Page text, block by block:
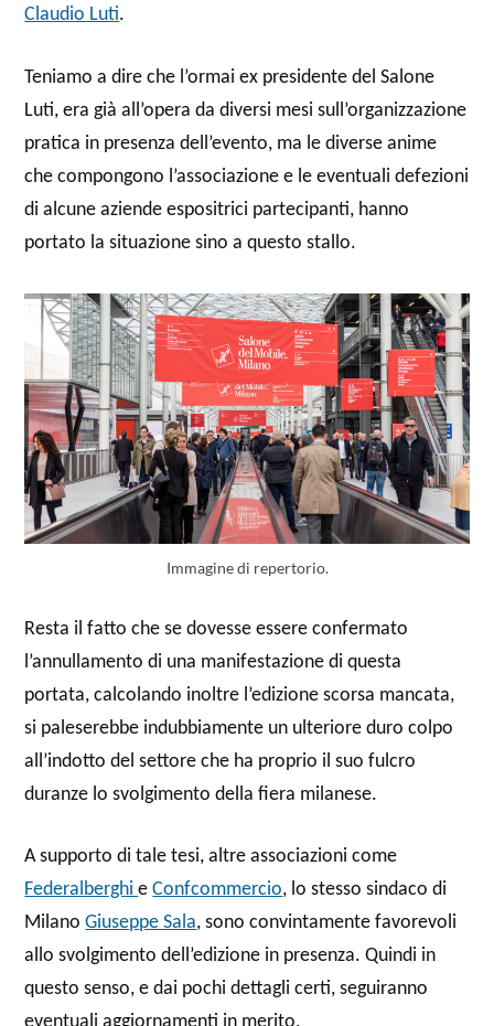
Claudio Luti.
Teniamo a dire che l’ormai ex presidente del Salone
Luti, era già all’opera da diversi mesi sull’organizzazione
pratica in presenza dell’evento, ma le diverse anime
che compongono l’associazione e le eventuali defezioni
di alcune aziende espositrici partecipanti, hanno
portato la situazione sino a questo stallo.
Immagine di repertorio.
Resta il fatto che se dovesse essere confermato
l’annullamento di una manifestazione di questa
portata, calcolando inoltre l’edizione scorsa mancata,
si paleserebbe indubbiamente un ulteriore duro colpo
all’indotto del settore che ha proprio il suo fulcro
duranze lo svolgimento della fiera milanese.
A supporto di tale tesi, altre associazioni come
FederalberghieConfcommercio, lo stesso sindaco di
MilanoGiuseppe Sala, sono convintamente favorevoli
allo svolgimento dell’edizione in presenza. Quindi in
questo senso, e dai pochi dettagli certi, seguiranno